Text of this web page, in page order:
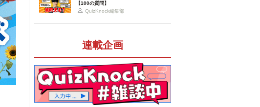
【100の質問】
QuizKnock編集部
連載企画